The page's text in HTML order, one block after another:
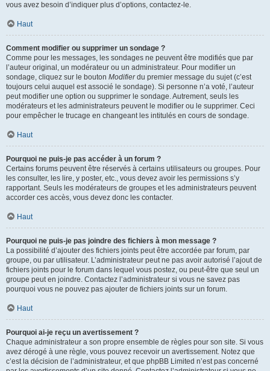
vous avez besoin d’indiquer plus d’options, contactez-le.
Haut
Comment modifier ou supprimer un sondage ?
Comme pour les messages, les sondages ne peuvent être modifiés que par
l’auteur original, un modérateur ou un administrateur. Pour modifier un
sondage, cliquez sur le bouton Modifierdu premier message du sujet (c’est
toujours celui auquel est associé le sondage). Si personne n’a voté, l’auteur
peut modifier une option ou supprimer le sondage. Autrement, seuls les
modérateurs et les administrateurs peuvent le modifier ou le supprimer. Ceci
pour empêcher le trucage en changeant les intitulés en cours de sondage.
Haut
Pourquoi ne puis-je pas accéder à un forum ?
Certains forums peuvent être réservés à certains utilisateurs ou groupes. Pour
les consulter, les lire, y poster, etc., vous devez avoir les permissions s’y
rapportant. Seuls les modérateurs de groupes et les administrateurs peuvent
accorder ces accès, vous devez donc les contacter.
Haut
Pourquoi ne puis-je pas joindre des fichiers à mon message ?
La possibilité d’ajouter des fichiers joints peut être accordée par forum, par
groupe, ou par utilisateur. L’administrateur peut ne pas avoir autorisé l’ajout de
fichiers joints pour le forum dans lequel vous postez, ou peut-être que seul un
groupe peut en joindre. Contactez l’administrateur si vous ne savez pas
pourquoi vous ne pouvez pas ajouter de fichiers joints sur un forum.
Haut
Pourquoi ai-je reçu un avertissement ?
Chaque administrateur a son propre ensemble de règles pour son site. Si vous
avez dérogé à une règle, vous pouvez recevoir un avertissement. Notez que
c’est la décision de l’administrateur, et que phpBB Limited n’est pas concerné